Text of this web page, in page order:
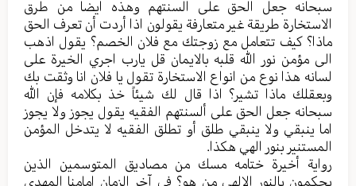
سبحانه جعل الحق علی السنتهم وهذه ایضا من طرق
الاستخارة طریقة غیر متعارفة یقولون اذا أردت أن تعرف الحق
ماذا؟ کیف تتعامل مع زوجتك مع فلان الخصم؟ یقول اذهب
الی مؤمن نور الله قلبه بالایمان قل یارب اجري الخیرة علی
لسانه هذا نوع من انواع الاستخارة تقول یا فلان انا وثقت بك
وبعقلك ماذا تشیر؟ اذا قال لك شیئاً خذ بکلامه فإن الله
سبحانه جعل الحق علی ألسنتهم الفقیه یقول یجوز ولا یجوز
اما ینبقي ولا ینبقي طلق أو تطلق الفقیه لا یتدخل المؤمن
المستنیر بنور الهي هکذا.
روایة أخيرة ختامه مسك من مصادیق المتوسمین الذین
یحکمون بالنور الالهي من هو؟ في آخر الزمان امامنا المهدی